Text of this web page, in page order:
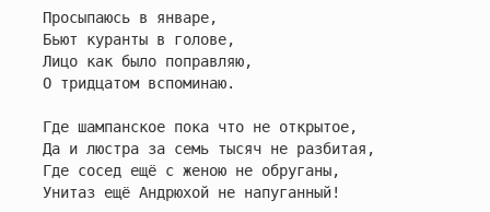
Просыпаюсь в январе,
Бьют куранты в голове,
Лицо как было поправляю,
О тридцатом вспоминаю.
Где шампанское пока что не открытое,
Да и люстра за семь тысяч не разбитая,
Где сосед ещё с женою не обруганы,
Унитаз ещё Андрюхой не напуганный!